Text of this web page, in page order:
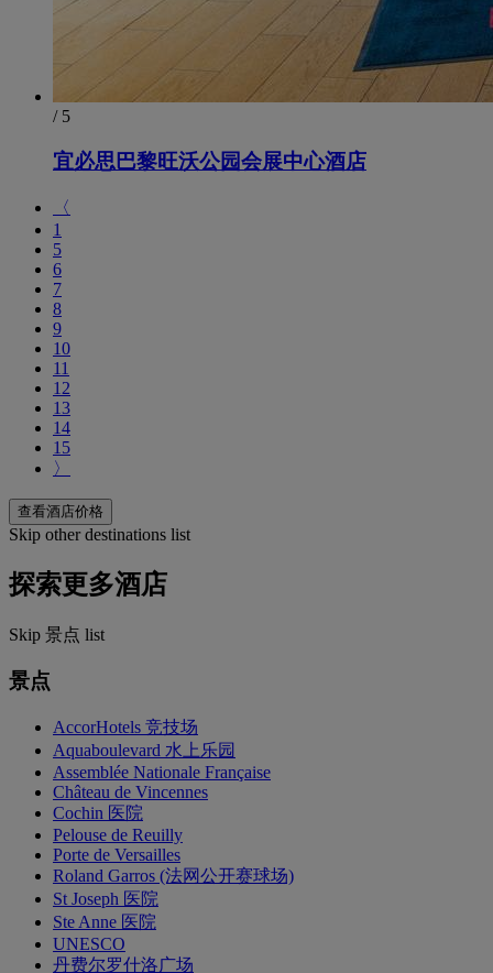
/ 5
宜必思巴黎旺沃公园会展中心酒店
〈
1
5
6
7
8
9
10
11
12
13
14
15
〉
查看酒店价格
Skip other destinations list
探索更多酒店
Skip 景点 list
景点
AccorHotels 竞技场
Aquaboulevard 水上乐园
Assemblée Nationale Française
Château de Vincennes
Cochin 医院
Pelouse de Reuilly
Porte de Versailles
Roland Garros (法网公开赛球场)
St Joseph 医院
Ste Anne 医院
UNESCO
丹费尔罗什洛广场